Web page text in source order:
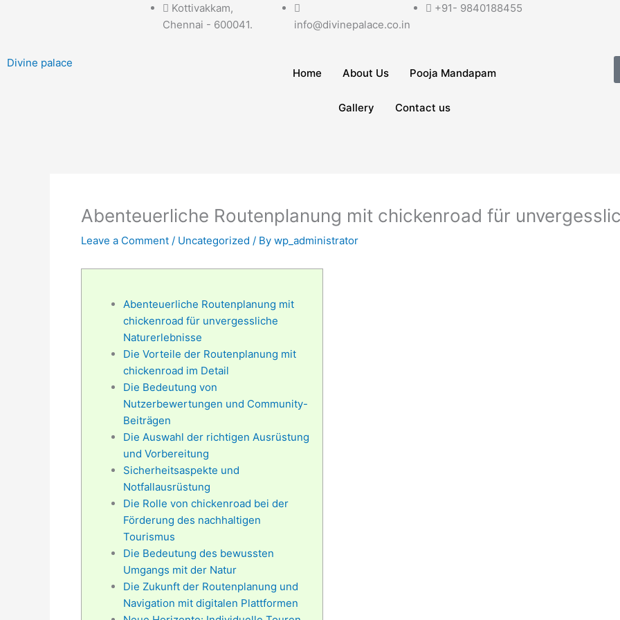
Kottivakkam,
Chennai - 600041.
info@divinepalace.co.in
+91- 9840188455
Divine palace
Home About Us Pooja Mandapam
Gallery Contact us
Abenteuerliche Routenplanung mit chickenroad für
Leave a Comment / Uncategorized / By wp_administrator
Abenteuerliche Routenplanung mit
chickenroad für unvergessliche
Naturerlebnisse
Die Vorteile der Routenplanung mit
chickenroad im Detail
Die Bedeutung von
Nutzerbewertungen und Community-
Beiträgen
Die Auswahl der richtigen Ausrüstung
und Vorbereitung
Sicherheitsaspekte und
Notfallausrüstung
Die Rolle von chickenroad bei der
Förderung des nachhaltigen
Tourismus
Die Bedeutung des bewussten
Umgangs mit der Natur
Die Zukunft der Routenplanung und
Navigation mit digitalen Plattformen